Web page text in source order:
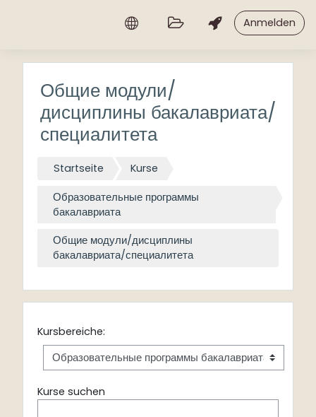
Anmelden
Общие модули/
дисциплины бакалавриата/
специалитета
Startseite Kurse
Образовательные программы
бакалавриата
Общие модули/дисциплины
бакалавриата/специалитета
Kursbereiche:
Kurse suchen